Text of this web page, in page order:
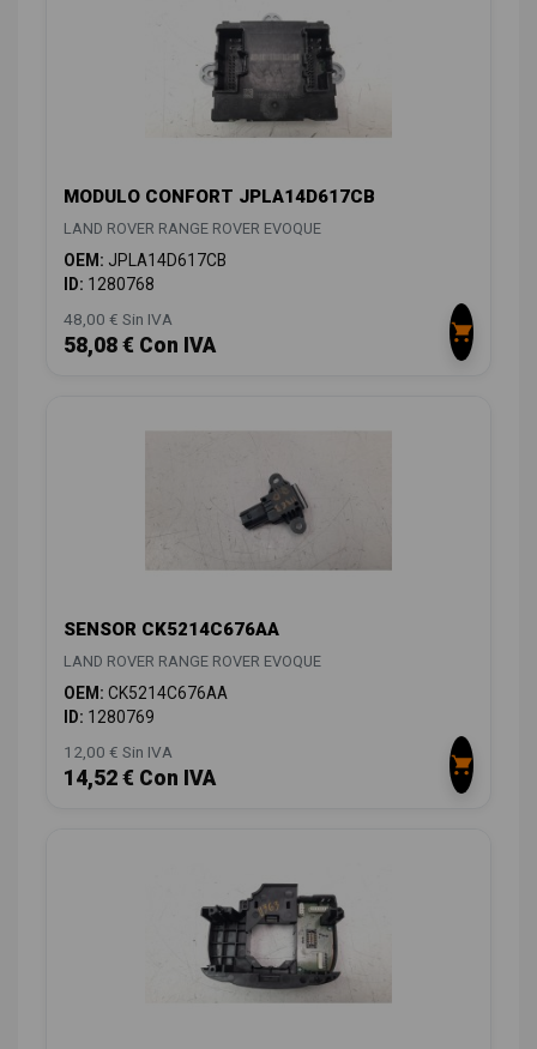
MODULO CONFORT JPLA14D617CB
LAND ROVER RANGE ROVER EVOQUE
OEM: JPLA14D617CB
ID: 1280768
48,00 € Sin IVA
58,08 € Con IVA
SENSOR CK5214C676AA
LAND ROVER RANGE ROVER EVOQUE
OEM: CK5214C676AA
ID: 1280769
12,00 € Sin IVA
14,52 € Con IVA